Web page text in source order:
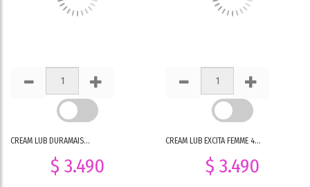
CREAM LUB DURAMAIS...
$ 3.490
CREAM LUB EXCITA FEMME 4...
$ 3.490